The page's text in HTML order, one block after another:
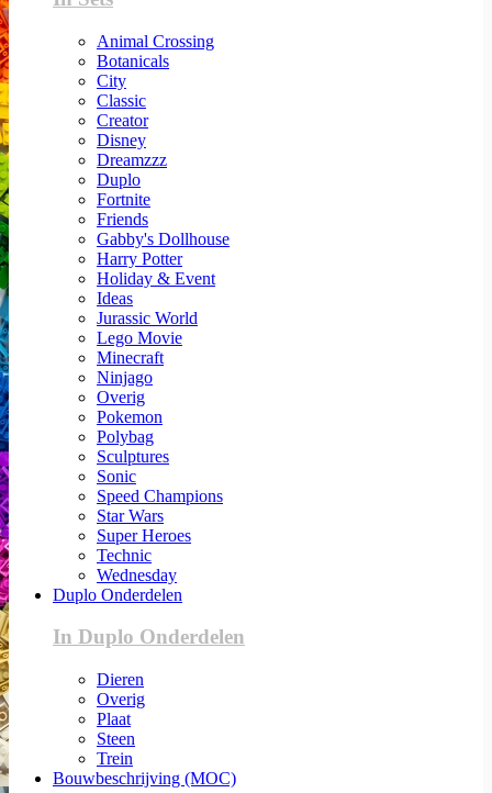
Animal Crossing
Botanicals
City
Classic
Creator
Disney
Dreamzzz
Duplo
Fortnite
Friends
Gabby's Dollhouse
Harry Potter
Holiday & Event
Ideas
Jurassic World
Lego Movie
Minecraft
Ninjago
Overig
Pokemon
Polybag
Sculptures
Sonic
Speed Champions
Star Wars
Super Heroes
Technic
Wednesday
Duplo Onderdelen
In Duplo Onderdelen
Dieren
Overig
Plaat
Steen
Trein
Bouwbeschrijving (MOC)